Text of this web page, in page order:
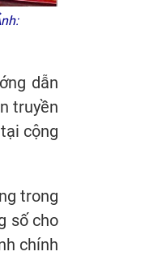
dẫn
truyền
cộng
trong
số cho
chính